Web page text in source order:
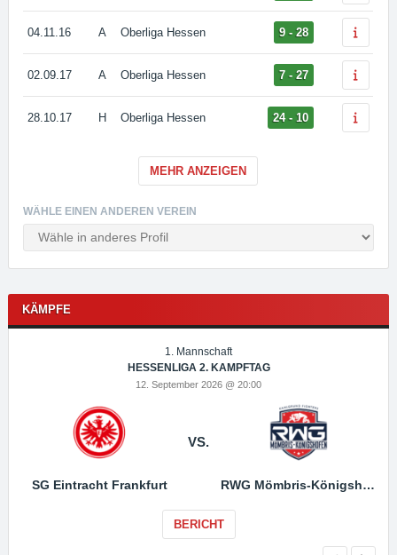
04.11.16 A Oberliga Hessen 9 - 28
02.09.17 A Oberliga Hessen 7 - 27
28.10.17 H Oberliga Hessen 24 - 10
MEHR ANZEIGEN
WÄHLE EINEN ANDEREN VEREIN
KÄMPFE
1. Mannschaft
HESSENLIGA 2. KAMPFTAG
12. September 2026 @ 20:00
SG Eintracht Frankfurt
VS.
RWG Mömbris-Königshofen
BERICHT